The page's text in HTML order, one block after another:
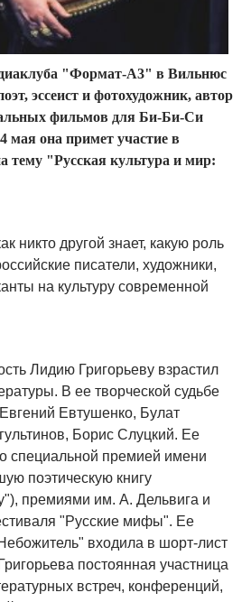
"Формат-А3" в Вильнюс
эссеист и фотохудожник, автор
фильмов для Би-Би-Си
мая она примет участие в
тему "Русская культура и мир:
никто другой знает, какую роль
писатели, художники,
на культуру современной
Лидию Григорьеву взрастил
В ее творческой судьбе
Евтушенко, Булат
Борис Слуцкий. Ее
специальной премией имени
поэтическую книгу
премиями им. А. Дельвига и
"Русские мифы". Ее
входила в шорт-лист
постоянная участница
встреч, конференций,